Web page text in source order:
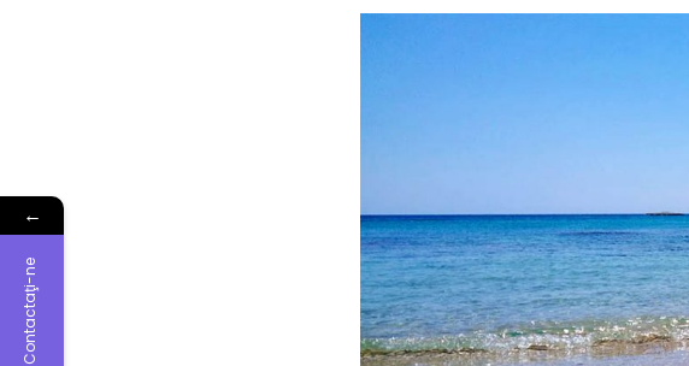
←
Contactaţi-ne